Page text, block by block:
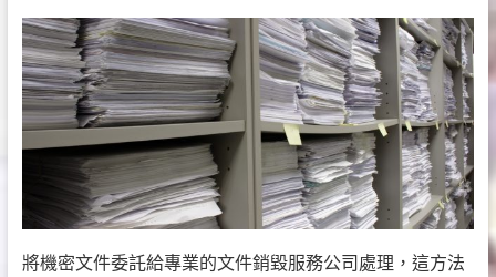
將機密文件委託給專業的文件銷毀服務公司處理，這方法